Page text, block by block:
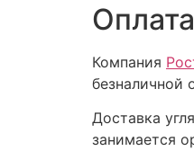
Компания
безналичной
Доставка
занимается